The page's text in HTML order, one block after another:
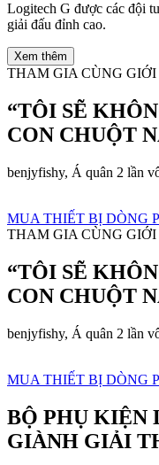
Logitech G được các đội
giải đấu đỉnh cao.
Xem thêm
THAM GIA CÙNG
“TÔI SẼ
CON CHUỘT
benjyfishy, Á quân 2 lần
MUA THIẾT BỊ DÒNG
THAM GIA CÙNG
“TÔI SẼ
CON CHUỘT
benjyfishy, Á quân 2 lần
MUA THIẾT BỊ DÒNG
BỘ PHỤ KIỆN
GIÀNH GIẢI